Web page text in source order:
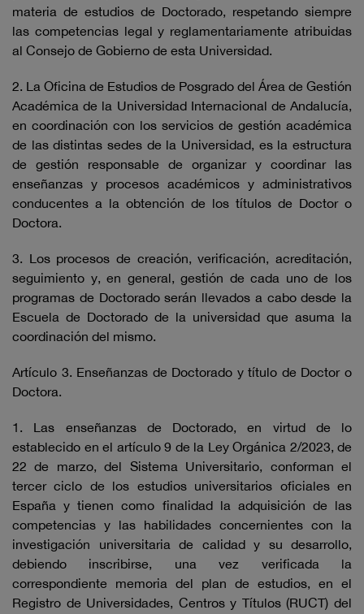
materia de estudios de Doctorado, respetando siempre
las competencias legal y reglamentariamente atribuidas
al Consejo de Gobierno de esta Universidad.
2. La Oficina de Estudios de Posgrado del Área de Gestión
Académica de la Universidad Internacional de Andalucía,
en coordinación con los servicios de gestión académica
de las distintas sedes de la Universidad, es la estructura
de gestión responsable de organizar y coordinar las
enseñanzas y procesos académicos y administrativos
conducentes a la obtención de los títulos de Doctor o
Doctora.
3. Los procesos de creación, verificación, acreditación,
seguimiento y, en general, gestión de cada uno de los
programas de Doctorado serán llevados a cabo desde la
Escuela de Doctorado de la universidad que asuma la
coordinación del mismo.
Artículo 3. Enseñanzas de Doctorado y título de Doctor o
Doctora.
1. Las enseñanzas de Doctorado, en virtud de lo
establecido en el artículo 9 de la Ley Orgánica 2/2023, de
22 de marzo, del Sistema Universitario, conforman el
tercer ciclo de los estudios universitarios oficiales en
España y tienen como finalidad la adquisición de las
competencias y las habilidades concernientes con la
investigación universitaria de calidad y su desarrollo,
debiendo inscribirse, una vez verificada la
correspondiente memoria del plan de estudios, en el
Registro de Universidades, Centros y Títulos (RUCT) del